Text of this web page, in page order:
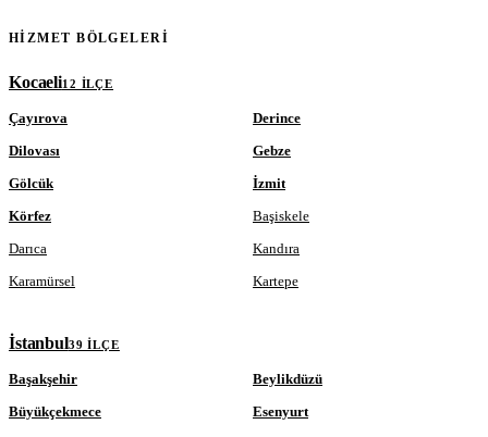
HIZMET BÖLGELERI
Kocaeli12 ILÇE
Çayırova
Derince
Dilovası
Gebze
Gölcük
İzmit
Körfez
Başiskele
Darıca
Kandıra
Karamürsel
Kartepe
İstanbul39 ILÇE
Başakşehir
Beylikdüzü
Büyükçekmece
Esenyurt